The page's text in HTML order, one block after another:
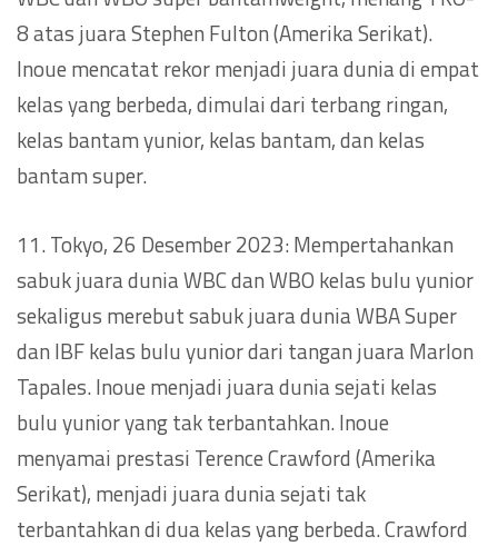
8 atas juara Stephen Fulton (Amerika Serikat).
Inoue mencatat rekor menjadi juara dunia di empat
kelas yang berbeda, dimulai dari terbang ringan,
kelas bantam yunior, kelas bantam, dan kelas
bantam super.
11. Tokyo, 26 Desember 2023: Mempertahankan
sabuk juara dunia WBC dan WBO kelas bulu yunior
sekaligus merebut sabuk juara dunia WBA Super
dan IBF kelas bulu yunior dari tangan juara Marlon
Tapales. Inoue menjadi juara dunia sejati kelas
bulu yunior yang tak terbantahkan. Inoue
menyamai prestasi Terence Crawford (Amerika
Serikat), menjadi juara dunia sejati tak
terbantahkan di dua kelas yang berbeda. Crawford